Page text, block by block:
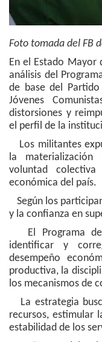
Foto tomada del FB
En el Estado Mayor
análisis del
de base del
Jóvenes
distorsiones y
el perfil de la
Los militantes
la
voluntad
económica del país.
Según los
y la confianza en
El Programa de
identificar y
desempeño
productiva, la
los mecanismos de
La estrategia
recursos, estimular
estabilidad de los